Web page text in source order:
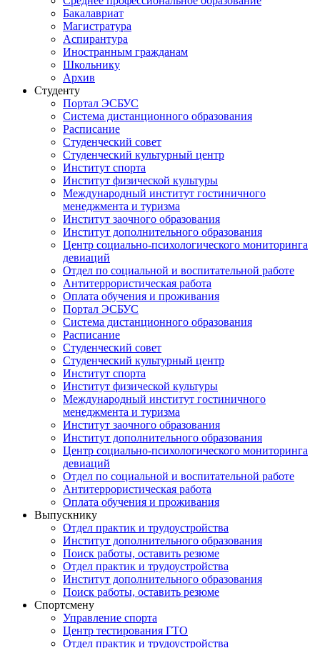
Бакалавриат
Магистратура
Аспирантура
Иностранным гражданам
Школьнику
Архив
Студенту
Портал ЭСБУС
Система дистанционного образования
Расписание
Студенческий совет
Студенческий культурный центр
Институт спорта
Институт физической культуры
Международный институт гостиничного
менеджмента и туризма
Институт заочного образования
Институт дополнительного образования
Центр социально-психологического мониторинга
девиаций
Отдел по социальной и воспитательной работе
Антитеррористическая работа
Оплата обучения и проживания
Портал ЭСБУС
Система дистанционного образования
Расписание
Студенческий совет
Студенческий культурный центр
Институт спорта
Институт физической культуры
Международный институт гостиничного
менеджмента и туризма
Институт заочного образования
Институт дополнительного образования
Центр социально-психологического мониторинга
девиаций
Отдел по социальной и воспитательной работе
Антитеррористическая работа
Оплата обучения и проживания
Выпускнику
Отдел практик и трудоустройства
Институт дополнительного образования
Поиск работы, оставить резюме
Отдел практик и трудоустройства
Институт дополнительного образования
Поиск работы, оставить резюме
Спортсмену
Управление спорта
Центр тестирования ГТО
Отдел практик и трудоустройства